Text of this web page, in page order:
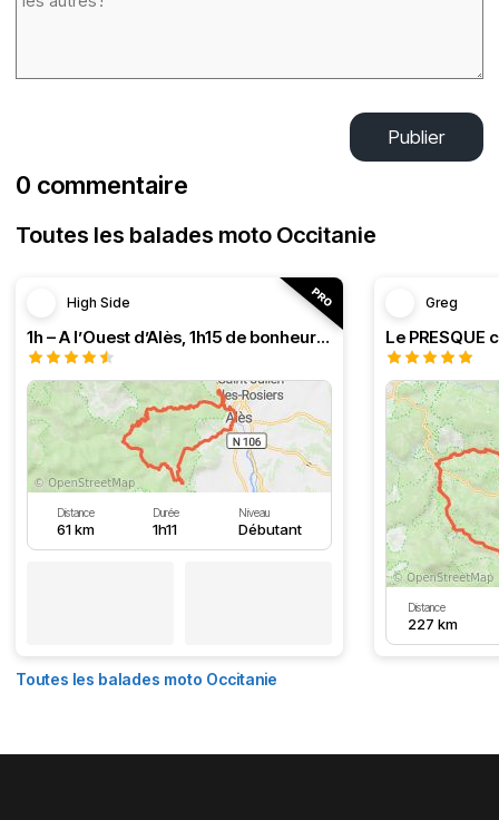
Publier
0 commentaire
Toutes les balades moto Occitanie
High Side
1h – A l’Ouest d’Alès, 1h15 de bonheur (HSRF23)
Distance
61 km
Durée
1h11
Niveau
Débutant
Greg
Distance
227 km
Toutes les balades moto Occitanie